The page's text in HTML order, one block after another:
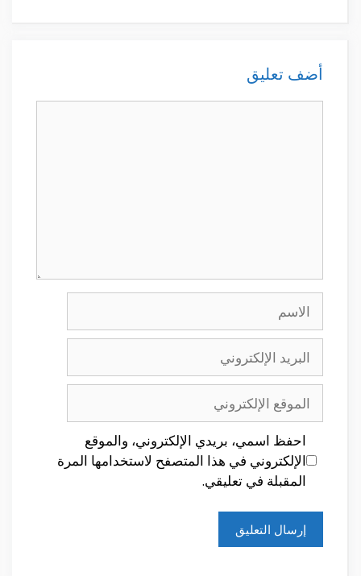
أضف تعليق
الاسم
البريد
الإلكتروني
الموقع
الإلكتروني
احفظ اسمي، بريدي الإلكتروني، والموقع
الإلكتروني في هذا المتصفح لاستخدامها المرة
المقبلة في تعليقي.